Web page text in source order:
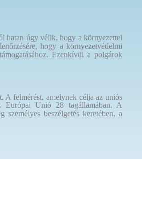
hatan úgy vélik, hogy a környezettel
hogy a környezetvédelmi
Ezenkívül a polgárok
A felmérést, amelynek célja az uniós
Európai Unió 28 tagállamában. A
beszélgetés keretében, a